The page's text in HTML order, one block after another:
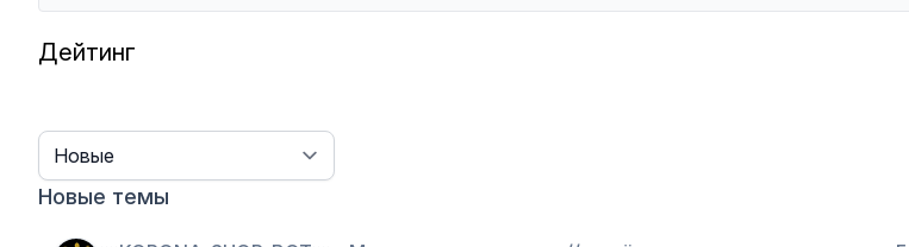
Дейтинг
Sort
Новые темы